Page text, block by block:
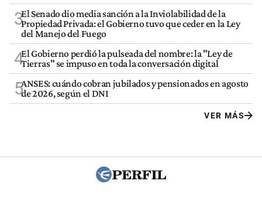
3El Senado dio media sanción a la Inviolabilidad de la
Propiedad Privada: el Gobierno tuvo que ceder en la Ley
del Manejo del Fuego
4El Gobierno perdió la pulseada del nombre: la "Ley de
Tierras" se impuso en toda la conversación digital
5ANSES: cuándo cobran jubilados y pensionados en agosto
de 2026, según el DNI
VER MÁS